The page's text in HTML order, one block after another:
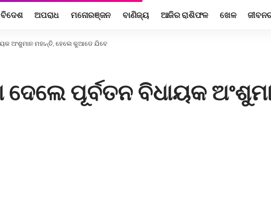
ଅପରାଧ ମନୋରଞ୍ଜନ ବାଣିଜ୍ୟ ଆଜିର ରାଶିଫଳ ଖେଳ
ଅଂଶୁମାନ ମହାନ୍ତି, ହେଲେ କୁଆଡେ ଯିବେ
ପୂର୍ବତନ ବିଧାୟକ